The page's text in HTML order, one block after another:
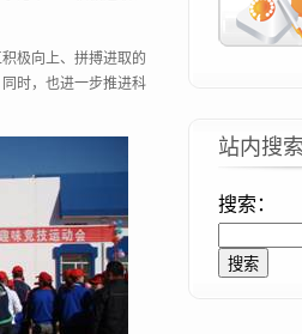
极向上、拼搏进取的
时，也进一步推进科
站内搜索
搜索：